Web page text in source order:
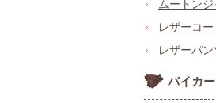
ムートン
レザーコー
レザーパン
バイカ